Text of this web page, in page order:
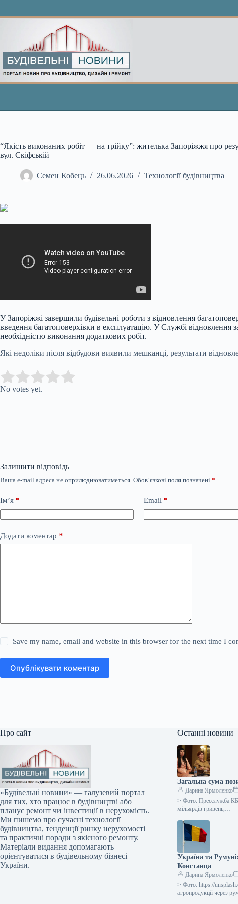
“Якість виконаних робіт — на трійку”: жителька Запоріжжя про
вул. Скіфській
Семен Кобець 26.06.2026 Технології будівництва
У Запоріжжі завершили будівельні роботи з відновлення
введення багатоповерхівки в експлуатацію. У Службі
необхідністю виконання додаткових робіт.
Які недоліки після відбудови виявили мешканці, результати
Rate this item:
No votes yet.
Залишити відповідь
Ваша e-mail адреса не оприлюднюватиметься. Обов’язкові поля позначені *
Ім’я * Email *
Додати коментар *
Save my name, email and website in this browser for the next time I
Опублікувати коментар
Про сайт
«Будівельні новини» — галузевий портал
для тих, хто працює в будівництві або
планує ремонт чи інвестиції в нерухомість.
Ми пишемо про сучасні технології
будівництва, тенденції ринку нерухомості
та практичні поради з якісного ремонту.
Матеріали видання допомагають
орієнтуватися в будівельному бізнесі
України.
Останні новини
Загальна сума
Дарина Ярмоленко
> Фото: Пресслужба
мільярдів гривень,…
Україна та
Констанца
Дарина Ярмоленко
> Фото: https://
агропродукції через